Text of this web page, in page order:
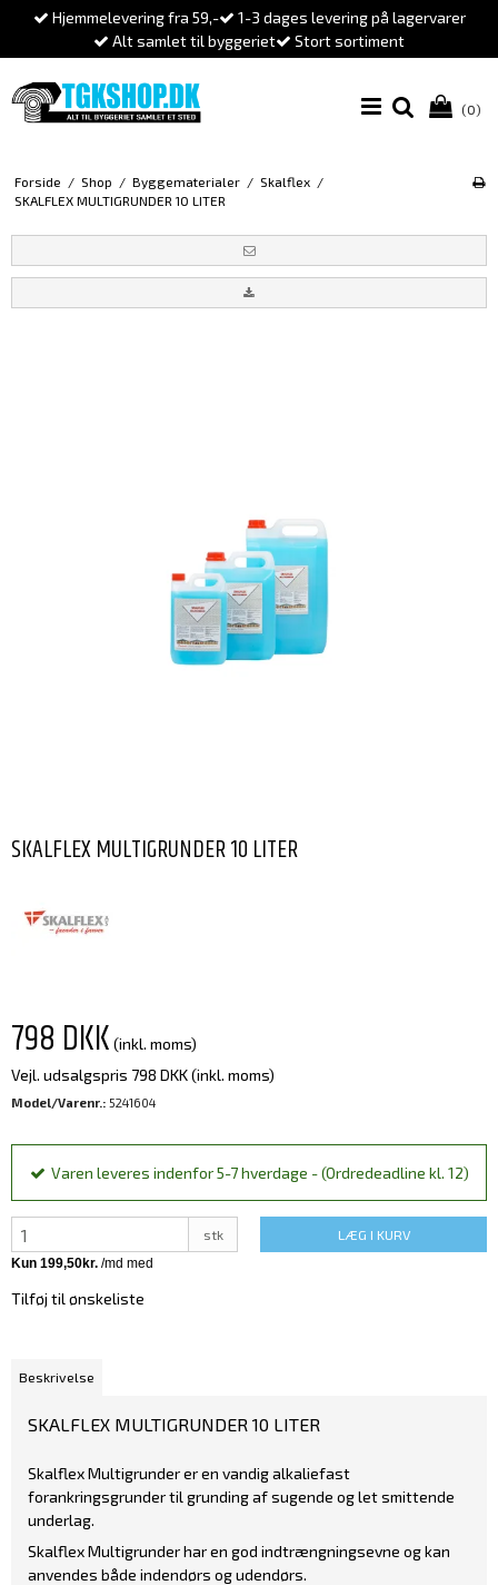
Hjemmelevering fra 59,-
1-3 dages levering på lagervarer
Alt samlet til byggeriet
Stort sortiment
(0)
Forside / Shop / Byggematerialer / Skalflex /
SKALFLEX MULTIGRUNDER 10 LITER
SKALFLEX MULTIGRUNDER 10 LITER
798 DKK (inkl. moms)
Vejl. udsalgspris 798 DKK(inkl. moms)
Model/Varenr.: 5241604
Varen leveres indenfor 5-7 hverdage - (Ordredeadline kl. 12)
stk LÆG I KURV
Tilføj til ønskeliste
Beskrivelse
SKALFLEX MULTIGRUNDER 10 LITER
Skalflex Multigrunder er en vandig alkaliefast
forankringsgrunder til grunding af sugende og let smittende
underlag.
Skalflex Multigrunder har en god indtrængningsevne og kan
anvendes både indendørs og udendørs.